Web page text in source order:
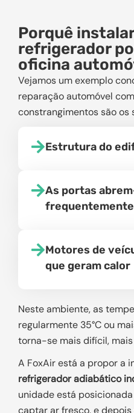
Porquê
refrigerador
oficina
Vejamos um exemplo
reparação automóvel
constrangimentos são os
Estrutura do
As portas
frequentemente
Motores de
que geram calor
Neste ambiente, as
regularmente 35°C ou
torna-se mais difícil,
A FoxAir está a propor a
refrigerador adiabático
unidade está